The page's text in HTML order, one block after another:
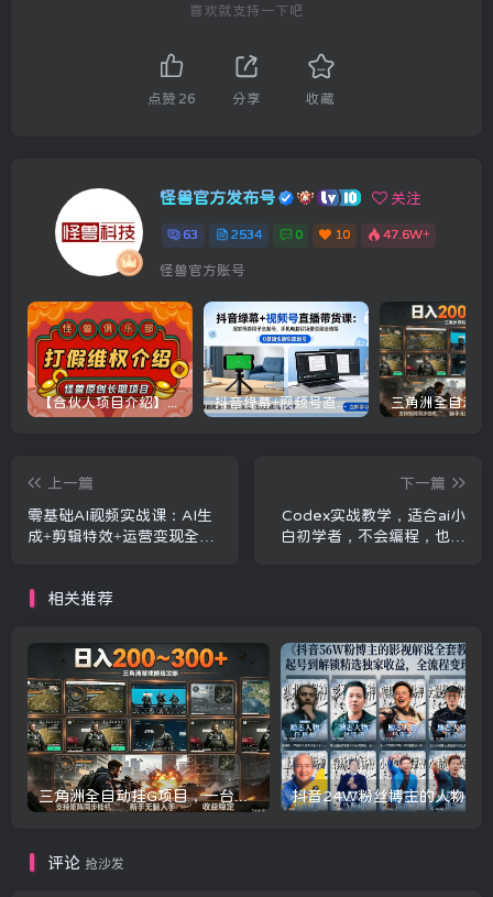
喜欢就支持一下吧
点赞 26 分享 收藏
怪兽官方发布号 关注
63 2534 0 10 47.6W+
怪兽官方账号
【合伙人项目介绍】打假维权项目介绍 抖音绿幕+视频号直播带货课：居家照着稿子念起号，手机电脑双场景搭建全流程
上一篇
零基础AI视频实战课：AI生
成+剪辑特效+运营变现全教
下一篇
Codex实战教学，适合ai小
白初学者，不会编程，也能
相关推荐
三角洲全自动挂G项目，一台电脑即可操作，防封稳账号，日收益300+，收益全程包回收，省心稳賺【揭秘】
评论 抢沙发